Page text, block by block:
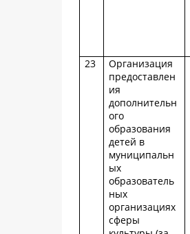
23
Организация
предоставлен
ия
дополнительн
ого
образования
детей в
муниципальн
ых
образователь
ных
организациях
сферы